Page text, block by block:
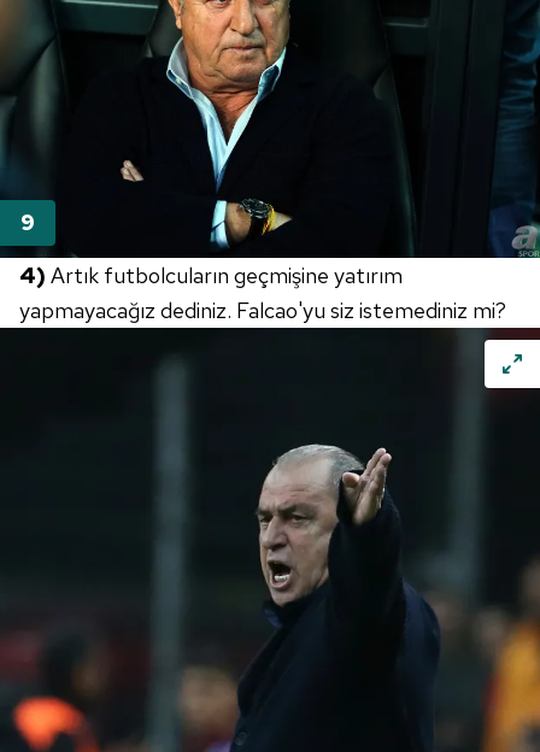
4) Artık futbolcuların geçmişine yatırım
yapmayacağız dediniz. Falcao'yu siz istemediniz mi?